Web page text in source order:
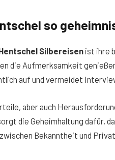
so
Silbereisenist ihre
die Aufmerksamkeit
auf und vermeidet
aber auch
die Geheimhaltung dafür,
Bekanntheit und